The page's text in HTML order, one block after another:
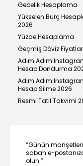
Gebelik Hesaplama
Yükselen Burç
2026
Yüzde Hesaplama
Geçmiş Döviz
Adım Adım
Hesap Dondurma
Adım Adım
Hesap Silme 2026
Resmi Tatil Takvimi
“Günün
sabah e-
olun.”